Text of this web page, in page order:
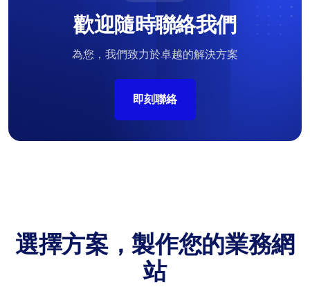
歡迎隨時聯絡我們
為您，我們致力於卓越的解決方案
即刻聯絡
選擇方案，製作您的業務網
站